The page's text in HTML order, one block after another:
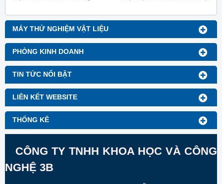
MÁY THỬ NGHIỆM VẬT LIỆU
PHÒNG KINH DOANH
TIN TỨC NỔI BẬT
LIÊN KẾT WEBSITE
THỐNG KÊ
thêm máy dán. Máy này được
thiết kế đặc biệt để làm dây ...
lót nữ, áo sơ mi và quần áo chức
CÔNG TY TNHH KHOA HỌC VÀ CÔNG
NGHỆ 3B